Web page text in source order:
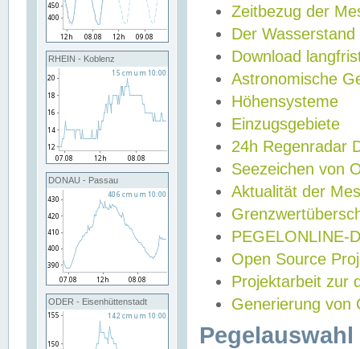
RHEIN - Koblenz
DONAU - Passau
ODER - Eisenhüttenstadt
Zeitbezug der
Der Wasserstand
Download
Astronomische
Höhensysteme
Einzugsgebiete
24h Regenradar
Seezeichen von
Aktualität der
PEGELONLINE-
Open Source
Projektarbeit zur
Generierung von